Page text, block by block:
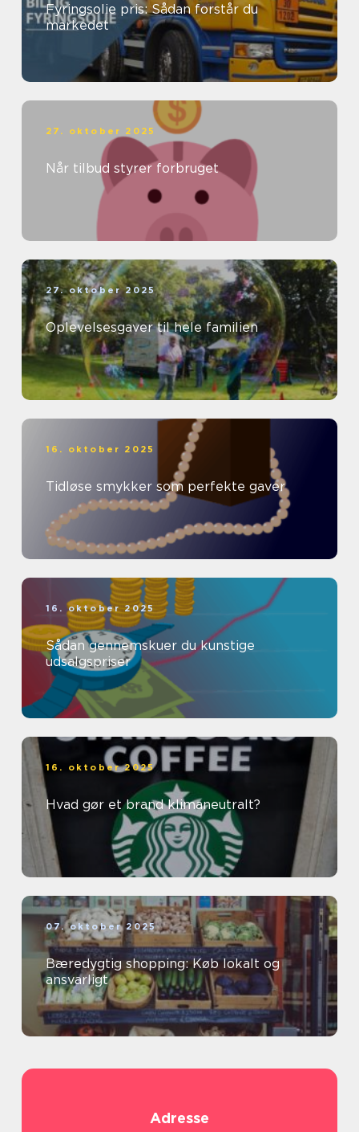
Fyringsolie pris: Sådan forstår du
markedet
27. oktober 2025
Når tilbud styrer forbruget
27. oktober 2025
Oplevelsesgaver til hele familien
16. oktober 2025
Tidløse smykker som perfekte gaver
16. oktober 2025
Sådan gennemskuer du kunstige
udsalgspriser
16. oktober 2025
Hvad gør et brand klimaneutralt?
07. oktober 2025
Bæredygtig shopping: Køb lokalt og
ansvarligt
Adresse